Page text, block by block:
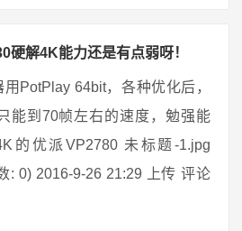
硬解4K能力还是有点弱呀！
PotPlay 64bit，各种优化后，
能到70帧左右的速度，勉强能
的优派VP2780 未标题-1.jpg
: 0) 2016-9-26 21:29 上传 评论